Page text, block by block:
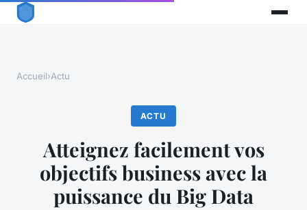
Accueil›Actu
ACTU
Atteignez facilement vos
objectifs business avec la
puissance du Big Data